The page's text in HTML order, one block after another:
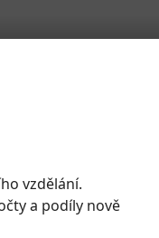
vzdělání.
a podíly nově